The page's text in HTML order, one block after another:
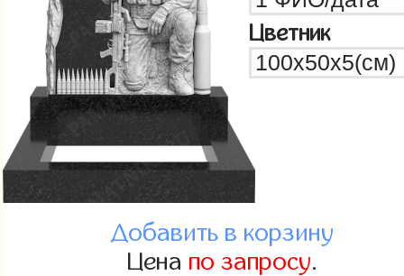
Цветник
Добавить в корзину
Цена по запросу.